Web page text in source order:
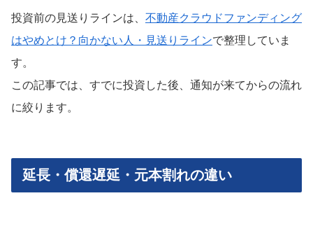
投資前の見送りラインは、 不動産クラウドファンディング
はやめとけ？向かない人・見送りラインで整理していま
す。
この記事では、すでに投資した後、通知が来てからの流れ
に絞ります。
延長・償還遅延・元本割れの違い